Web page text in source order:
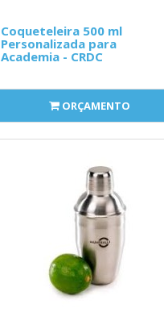
Coqueteleira 500 ml
Personalizada para
Academia - CRDC
ORÇAMENTO